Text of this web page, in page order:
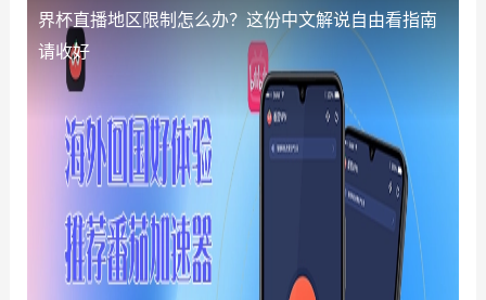
界杯直播地区限制怎么办？这份中文解说自由看指南
请收好